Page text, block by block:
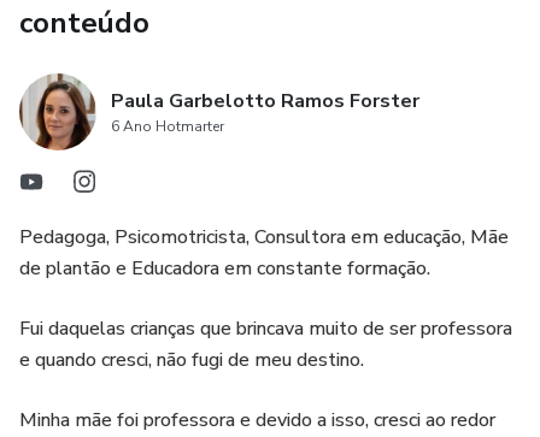
- Quais estímulos necessários e seus impactos no
- As brincadeiras e sua influência na percepção da criança;
- A necessidade do reconhecimento dos sentimentos.
conteúdo
Paula Garbelotto Ramos Forster
6 Ano Hotmarter
Pedagoga, Psicomotricista, Consultora em educação, Mãe
de plantão e Educadora em constante formação.
Fui daquelas crianças que brincava muito de ser professora
e quando cresci, não fugi de meu destino.
Minha mãe foi professora e devido a isso, cresci ao redor